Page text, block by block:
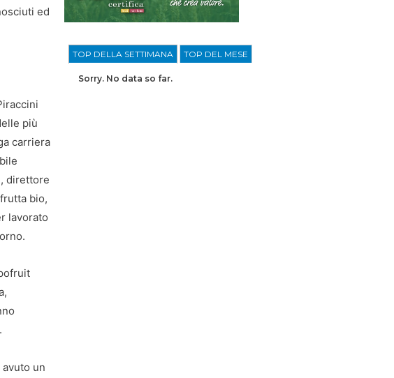
ed
più
carriera
direttore
bio,
lavorato
un
TOP DELLA SETTIMANA TOP DEL MESE
Sorry. No data so far.